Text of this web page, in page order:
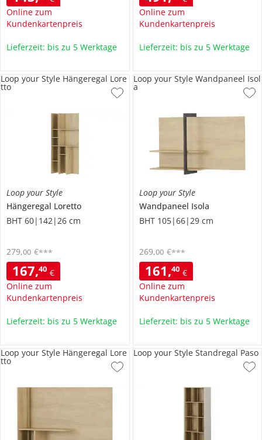
Online zum
Kundenkartenpreis
Lieferzeit: bis zu 5 Werktage
Online zum
Kundenkartenpreis
Lieferzeit: bis zu 5 Werktage
Loop your Style
Hängeregal Loretto
BHT 60|142|26 cm
167,40 €
Online zum
Kundenkartenpreis
279,00 €***
Loop your Style Hängeregal Lore
tto
Lieferzeit: bis zu 5 Werktage
Loop your Style
Wandpaneel Isola
BHT 105|66|29 cm
161,40 €
Online zum
Kundenkartenpreis
269,00 €***
Loop your Style Wandpaneel Isol
a
Lieferzeit: bis zu 5 Werktage
Loop your Style Hängeregal Lore
tto
Loop your Style Standregal Paso